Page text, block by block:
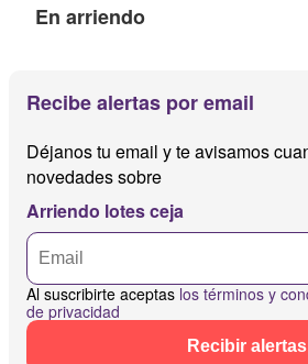
En arriendo
Recibe alertas por email
Déjanos tu email y te avisamos
novedades sobre
Arriendo lotes ceja
Al suscribirte aceptas los términos y
de privacidad
Recibir alertas